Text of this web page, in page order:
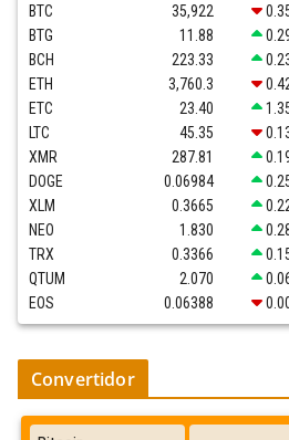
BTC 35,922
BTG
11.88
BCH
223.33
ETH
3,760.3
ETC
23.40
LTC
45.35
XMR
287.81
DOGE
0.06984
XLM
0.3665
NEO
1.830
TRX
0.3366
QTUM
2.070
EOS
0.06388
Convertidor